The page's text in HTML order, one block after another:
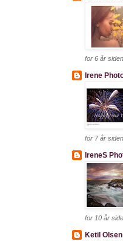
for 6 år siden
Irene
for 7 år siden
IreneS
for 10 år
Ketil